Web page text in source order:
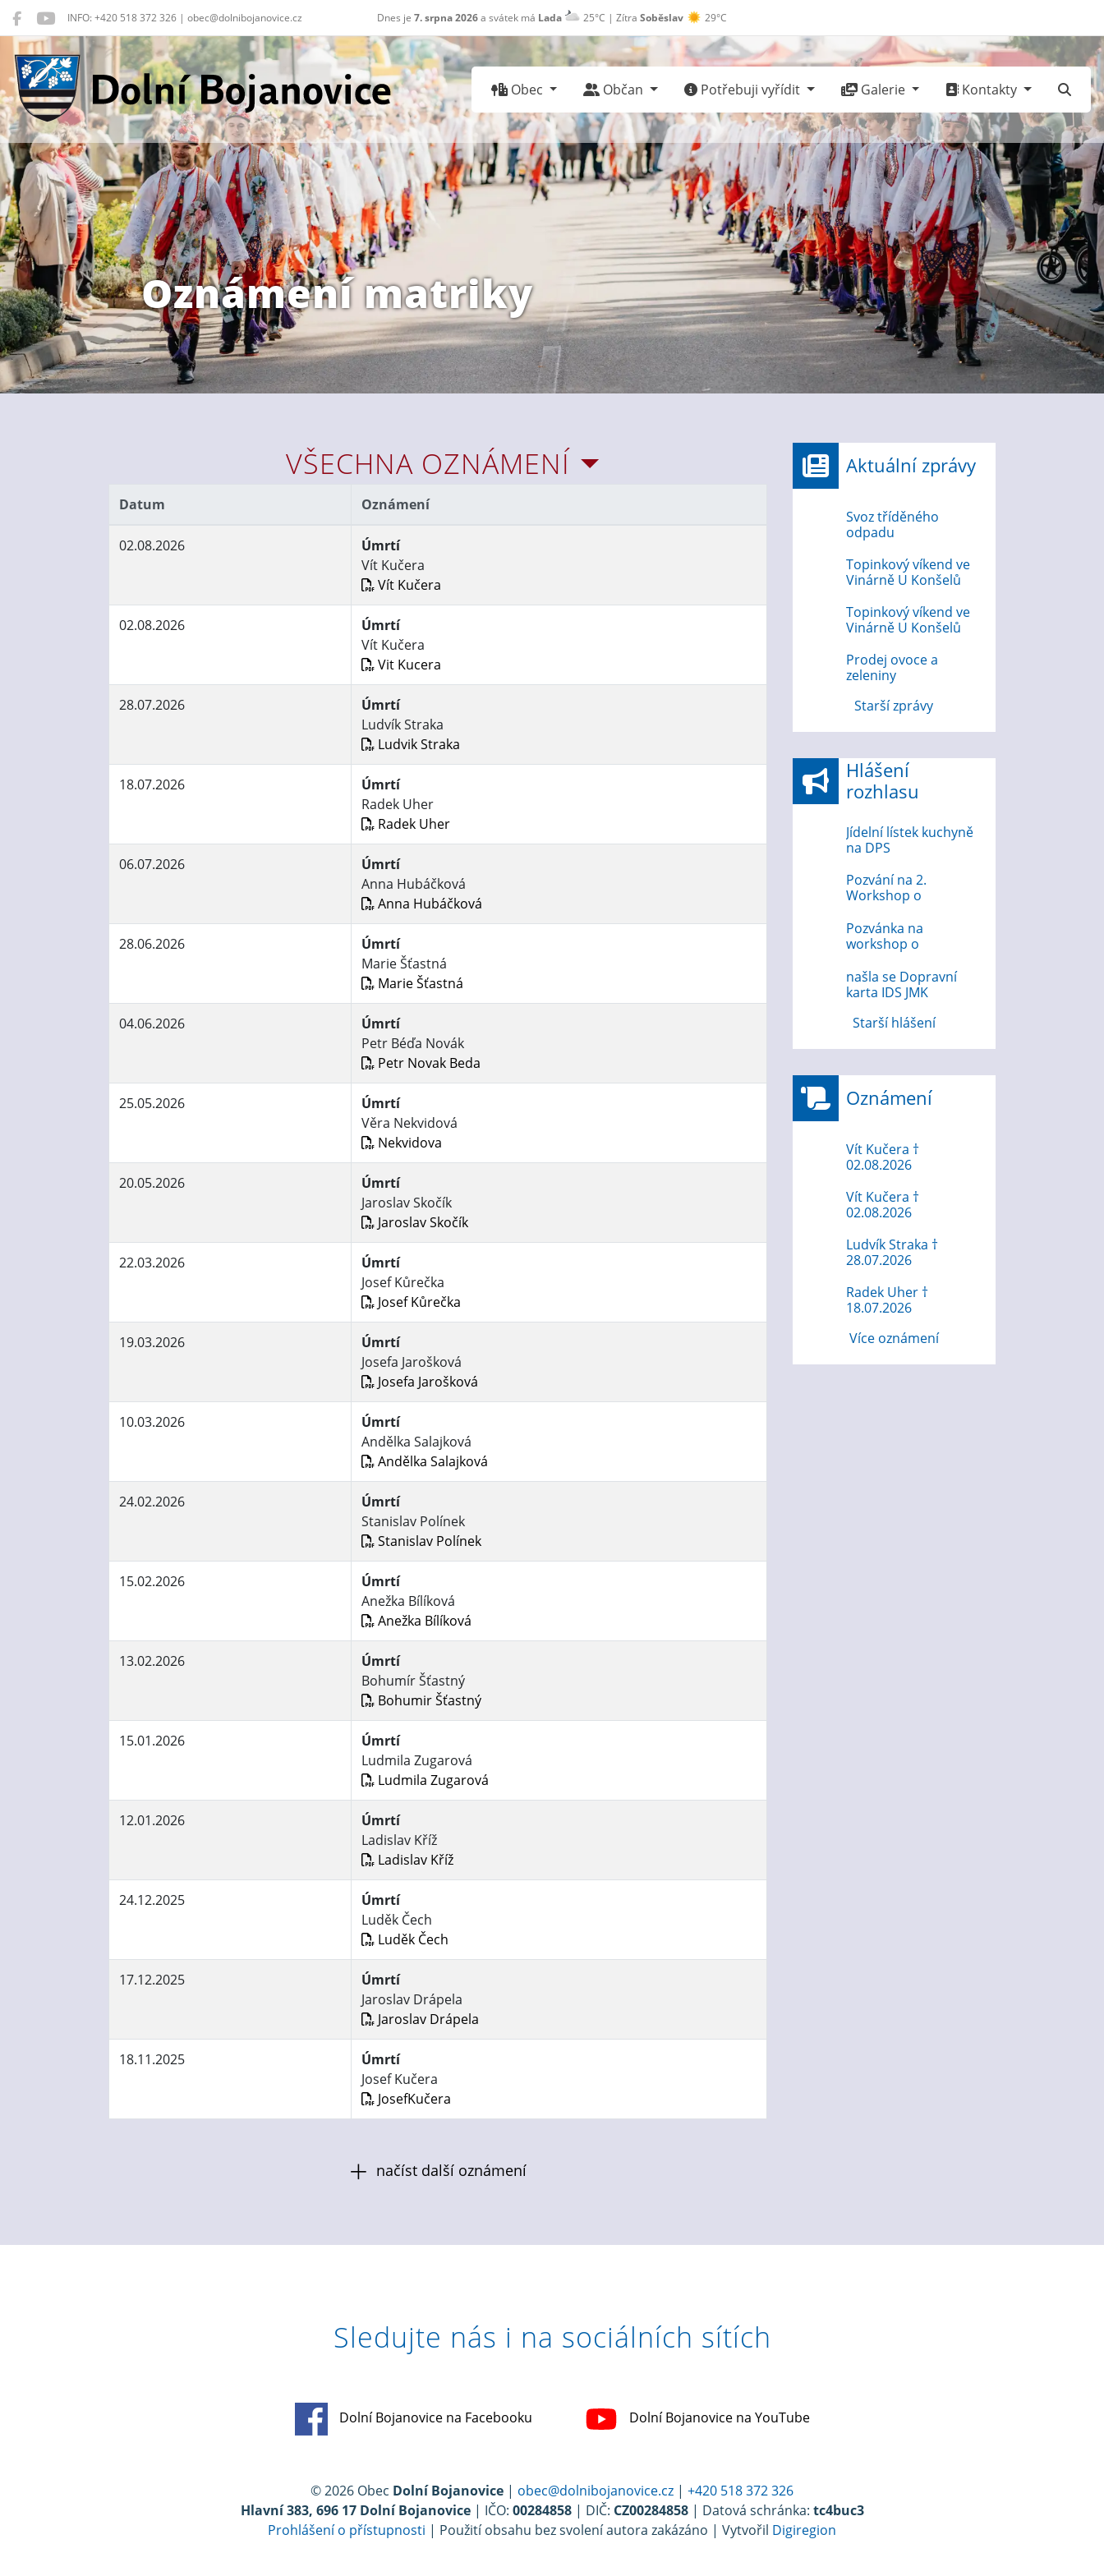
INFO: +420 518 372 326 | obec@dolnibojanovice.cz Dnes je 7. srpna 2026a svátek má Lada 25°C | Zítra Soběslav 29°C
Dolní Bojanovice
Obec Občan Potřebuji vyřídit Galerie Kontakty
Oznámení matriky
VŠECHNA OZNÁMENÍ
Datum Oznámení
02.08.2026
Úmrtí
Vít Kučera
Vít Kučera
02.08.2026
Úmrtí
Vít Kučera
Vit Kucera
28.07.2026
Úmrtí
Ludvík Straka
Ludvik Straka
18.07.2026
Úmrtí
Radek Uher
Radek Uher
06.07.2026
Úmrtí
Anna Hubáčková
Anna Hubáčková
28.06.2026
Úmrtí
Marie Šťastná
Marie Šťastná
04.06.2026
Úmrtí
Petr Béďa Novák
Petr Novak Beda
25.05.2026
Úmrtí
Věra Nekvidová
Nekvidova
20.05.2026
Úmrtí
Jaroslav Skočík
Jaroslav Skočík
22.03.2026
Úmrtí
Josef Kůrečka
Josef Kůrečka
19.03.2026
Úmrtí
Josefa Jarošková
Josefa Jarošková
10.03.2026
Úmrtí
Andělka Salajková
Andělka Salajková
24.02.2026
Úmrtí
Stanislav Polínek
Stanislav Polínek
15.02.2026
Úmrtí
Anežka Bílíková
Anežka Bílíková
13.02.2026
Úmrtí
Bohumír Šťastný
Bohumir Šťastný
15.01.2026
Úmrtí
Ludmila Zugarová
Ludmila Zugarová
12.01.2026
Úmrtí
Ladislav Kříž
Ladislav Kříž
24.12.2025
Úmrtí
Luděk Čech
Luděk Čech
17.12.2025
Úmrtí
Jaroslav Drápela
Jaroslav Drápela
18.11.2025
Úmrtí
Josef Kučera
JosefKučera
načíst další oznámení
Aktuální zprávy
Svoz tříděného
odpadu
Topinkový víkend ve
Vinárně U Konšelů
Topinkový víkend ve
Vinárně U Konšelů
Prodej ovoce a
zeleniny
Starší zprávy
Hlášení
rozhlasu
Jídelní lístek kuchyně
na DPS
Pozvání na 2.
Workshop o
internetu
Pozvánka na
workshop o
internetu 12.8.2026
našla se Dopravní
karta IDS JMK
Starší hlášení
Oznámení
Vít Kučera †
02.08.2026
Vít Kučera †
02.08.2026
Ludvík Straka †
28.07.2026
Radek Uher †
18.07.2026
Více oznámení
Sledujte nás i na sociálních sítích
Dolní Bojanovice na Facebooku Dolní Bojanovice na YouTube
© 2026 Obec Dolní Bojanovice | obec@dolnibojanovice.cz | +420 518 372 326
Hlavní 383, 696 17 Dolní Bojanovice| IČO: 00284858| DIČ: CZ00284858| Datová schránka: tc4buc3
Prohlášení o přístupnosti | Použití obsahu bez svolení autora zakázáno | Vytvořil Digiregion